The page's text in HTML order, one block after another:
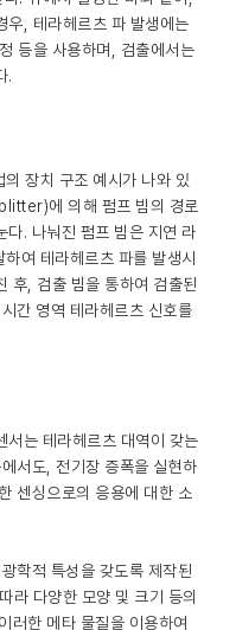
우, 테라헤르츠 파 발생에는
등을 사용하며, 검출에서는
.
장치 구조 예시가 나와 있
에 의해 펌프 빔의 경로
. 나눠진 펌프 빔은 지연 라
여 테라헤르츠 파를 발생시
후, 검출 빔을 통하여 검출된
간 영역 테라헤르츠 신호를
서는 테라헤르츠 대역이 갖는
서도, 전기장 증폭을 실현하
센싱으로의 응용에 대한 소
학적 특성을 갖도록 제작된
라 다양한 모양 및 크기 등의
러한 메타 물질을 이용하여